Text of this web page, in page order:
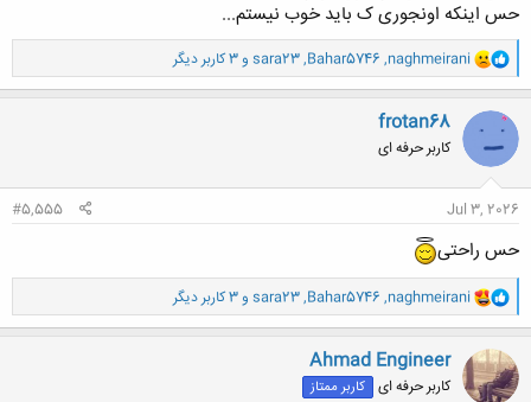
حس اینکه اونجوری ک باید خوب نیستم...
و
ا
ک
ش
ه
:
naghmeirani
,
Bahar5746
,
sara23 و 3 کاربر دیگر
frotan68
کاربر حرفه ای
Jul 3, 2026
#5,555
حس راحتی
و
ا
ک
ن
ش
ه
naghmeirani
,
Bahar5746
,
sara23 و 3 کاربر دیگر
Ahmad Engineer
کاربر حرفه ای کاربر ممتاز